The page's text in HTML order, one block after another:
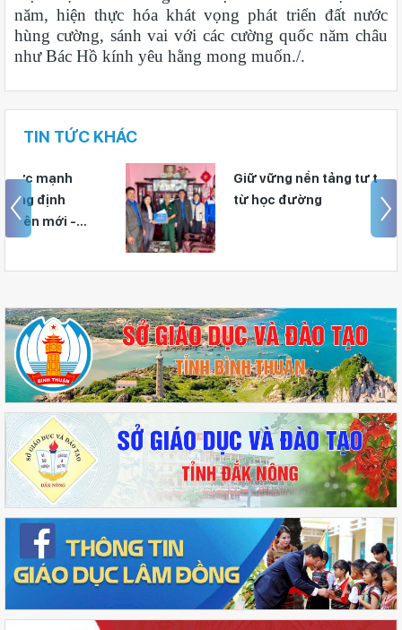
năm, hiện thực hóa khát vọng phát triển đất nước
hùng cường, sánh vai với các cường quốc năm châu
như Bác Hồ kính yêu hằng mong muốn./.
TIN TỨC KHÁC
Giữ vững nền tảng tư tưởng của Ðảng
từ học đường